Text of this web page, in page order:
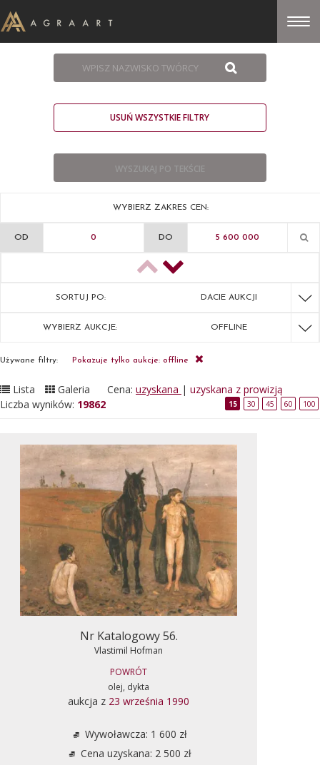
USUŃ WSZYSTKIE FILTRY
WYBIERZ ZAKRES CEN:
OD DO
SORTUJ PO: DACIE AUKCJI
WYBIERZ AUKCJE: OFFLINE
Używane filtry: Pokazuje tylko aukcje: offline
Lista Galeria Cena: uzyskana | uzyskana z prowizją
Liczba wyników: 19862 15 30 45 60 100
Nr Katalogowy 56.
Vlastimil Hofman
POWRÓT
olej, dykta
aukcja z 23 września 1990
Wywoławcza: 1 600 zł
Cena uzyskana: 2 500 zł